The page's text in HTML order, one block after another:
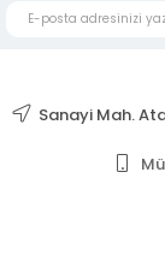
Sanayi Mah.